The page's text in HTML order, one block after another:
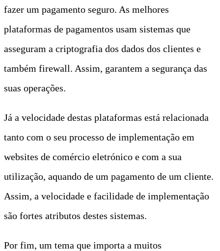
fazer um pagamento seguro. As melhores
plataformas de pagamentos usam sistemas que
asseguram a criptografia dos dados dos clientes e
também firewall. Assim, garantem a segurança das
suas operações.
Já a velocidade destas plataformas está relacionada
tanto com o seu processo de implementação em
websites de comércio eletrónico e com a sua
utilização, aquando de um pagamento de um cliente.
Assim, a velocidade e facilidade de implementação
são fortes atributos destes sistemas.
Por fim, um tema que importa a muitos